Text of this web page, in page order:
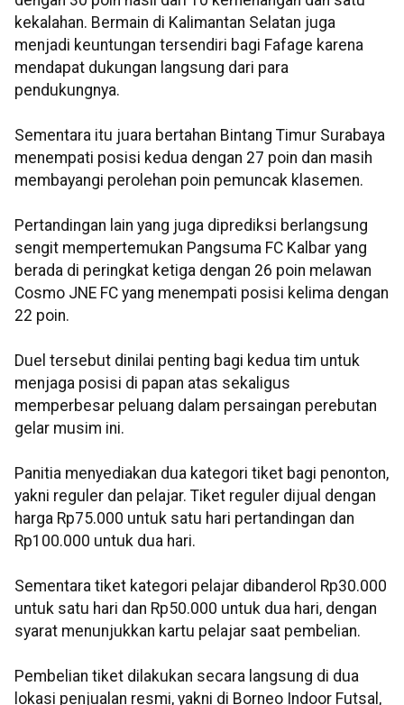
kekalahan. Bermain di Kalimantan Selatan juga
menjadi keuntungan tersendiri bagi Fafage karena
mendapat dukungan langsung dari para
pendukungnya.
Sementara itu juara bertahan Bintang Timur Surabaya
menempati posisi kedua dengan 27 poin dan masih
membayangi perolehan poin pemuncak klasemen.
Pertandingan lain yang juga diprediksi berlangsung
sengit mempertemukan Pangsuma FC Kalbar yang
berada di peringkat ketiga dengan 26 poin melawan
Cosmo JNE FC yang menempati posisi kelima dengan
22 poin.
Duel tersebut dinilai penting bagi kedua tim untuk
menjaga posisi di papan atas sekaligus
memperbesar peluang dalam persaingan perebutan
gelar musim ini.
Panitia menyediakan dua kategori tiket bagi penonton,
yakni reguler dan pelajar. Tiket reguler dijual dengan
harga Rp75.000 untuk satu hari pertandingan dan
Rp100.000 untuk dua hari.
Sementara tiket kategori pelajar dibanderol Rp30.000
untuk satu hari dan Rp50.000 untuk dua hari, dengan
syarat menunjukkan kartu pelajar saat pembelian.
Pembelian tiket dilakukan secara langsung di dua
lokasi penjualan resmi, yakni di Borneo Indoor Futsal,